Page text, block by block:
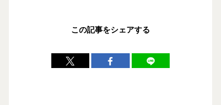
この記事をシェアする